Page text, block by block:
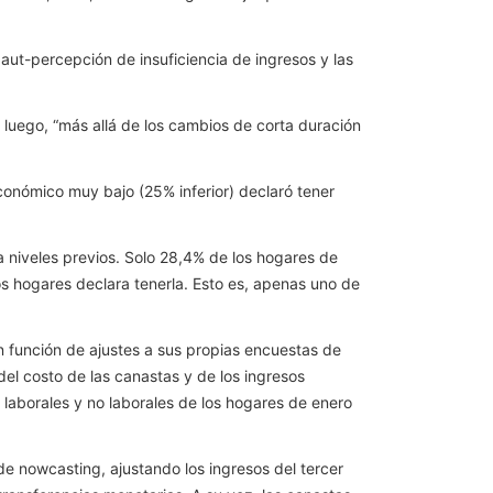
percepción de insuficiencia de ingresos y las
“más allá de los cambios de corta duración
muy bajo (25% inferior) declaró tener
previos. Solo 28,4% de los hogares de
hogares declara tenerla. Esto es, apenas uno de
de ajustes a sus propias encuestas de
costo de las canastas y de los ingresos
y no laborales de los hogares de enero
nowcasting, ajustando los ingresos del tercer